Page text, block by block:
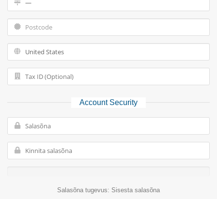
Account Security
Salasõna tugevus: Sisesta salasõna